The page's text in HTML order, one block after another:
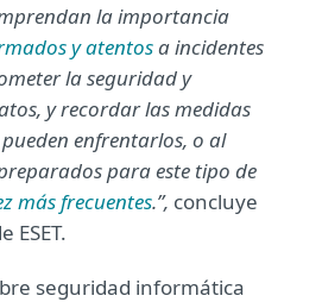
la importancia
y atentosa incidentes
la seguridad y
y recordar las medidas
enfrentarlos, o al
para este tipo de
más frecuentes.”, concluye
ESET.
seguridad informática